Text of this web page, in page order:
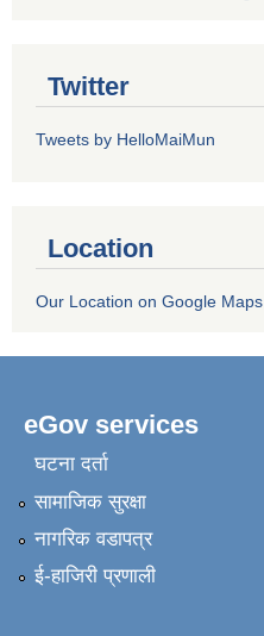
Twitter
Tweets by HelloMaiMun
Location
Our Location on Google Maps
eGov services
घटना दर्ता
सामाजिक सुरक्षा
नागरिक वडापत्र
ई-हाजिरी प्रणाली